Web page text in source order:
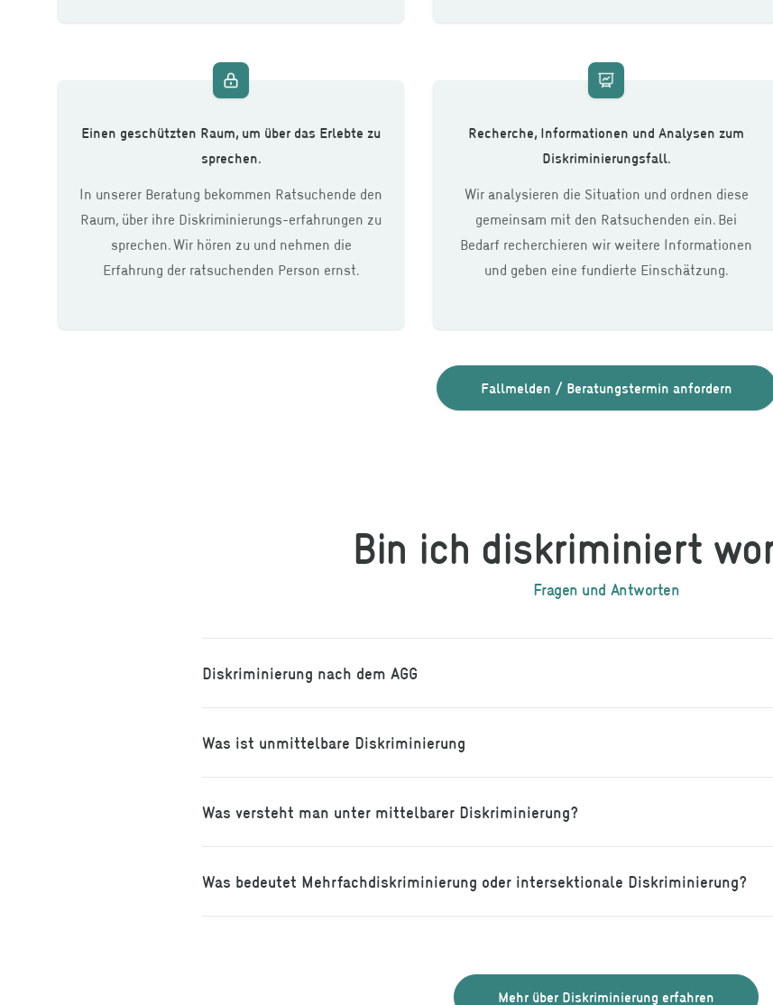
Einen geschützten Raum, um über das Erlebte zu
sprechen.
In unserer Beratung bekommen Ratsuchende den
Raum, über ihre Diskriminierungs-erfahrungen zu
sprechen. Wir hören zu und nehmen die
Erfahrung der ratsuchenden Person ernst.
Recherche, Informationen und Analysen zum
Diskriminierungsfall.
Wir analysieren die Situation und ordnen diese
gemeinsam mit den Ratsuchenden ein. Bei
Bedarf recherchieren wir weitere Informationen
und geben eine fundierte Einschätzung.
Fallmelden / Beratungstermin anfordern
Bin ich diskriminiert
Fragen und Antworten
Diskriminierung nach dem AGG
Was ist unmittelbare Diskriminierung
Was versteht man unter mittelbarer Diskriminierung?
Was bedeutet Mehrfachdiskriminierung oder intersektionale Diskriminierung?
Mehr über Diskriminierung erfahren